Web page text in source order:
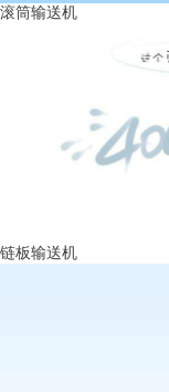
滚筒输送机
链板输送机